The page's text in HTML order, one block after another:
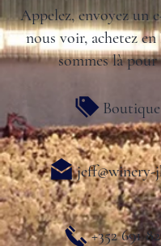
Appelez, envoyez un
nous voir, achetez
sommes là
Boutique
jeff@winery-
+352 691